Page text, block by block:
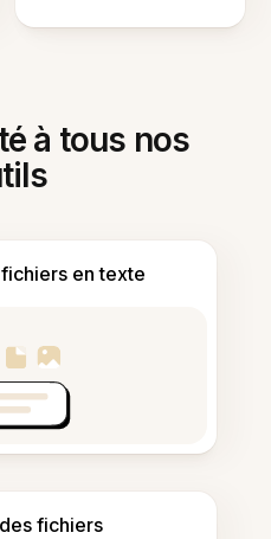
à tous nos
en texte
fichiers